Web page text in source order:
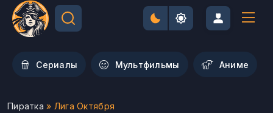
Сериалы Мультфильмы Aниме
Пиратка » Лига Октября